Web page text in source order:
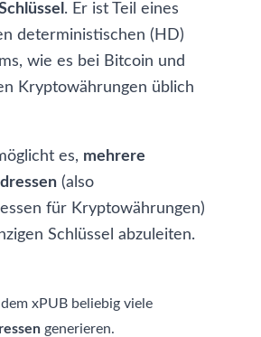
. Er ist Teil eines
deterministischen (HD)
wie es bei Bitcoin und
Kryptowährungen üblich
es, mehrere
(also
für Kryptowährungen)
Schlüssel abzuleiten.
xPUB beliebig viele
generieren.